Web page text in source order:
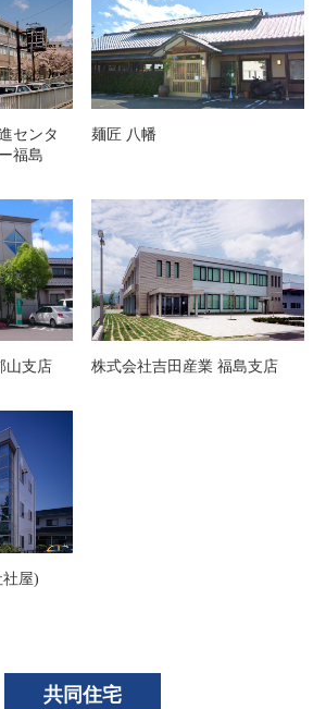
センタ
福島
麺匠 八幡
山支店 株式会社吉田産業 福島支店
屋)
共同住宅